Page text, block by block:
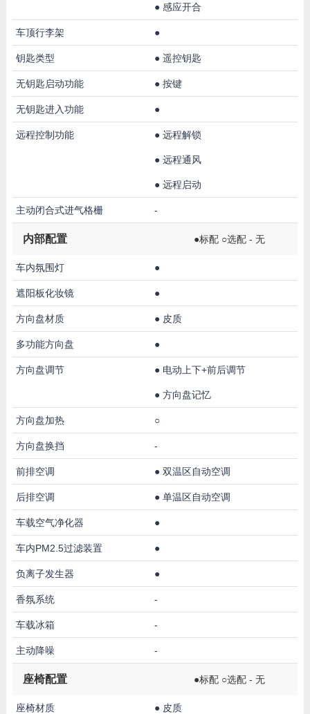
● 感应开合
车顶行李架 ●
钥匙类型 ● 遥控钥匙
无钥匙启动功能 ● 按键
无钥匙进入功能 ●
远程控制功能 ● 远程解锁
● 远程通风
● 远程启动
主动闭合式进气格栅 -
内部配置 ●标配 ○选配 - 无
车内氛围灯 ●
遮阳板化妆镜 ●
方向盘材质 ● 皮质
多功能方向盘 ●
方向盘调节 ● 电动上下+前后调节
● 方向盘记忆
方向盘加热 ○
方向盘换挡 -
前排空调 ● 双温区自动空调
后排空调 ● 单温区自动空调
车载空气净化器 ●
车内PM2.5过滤装置 ●
负离子发生器 ●
香氛系统 -
车载冰箱 -
主动降噪 -
座椅配置 ●标配 ○选配 - 无
座椅材质 ● 皮质